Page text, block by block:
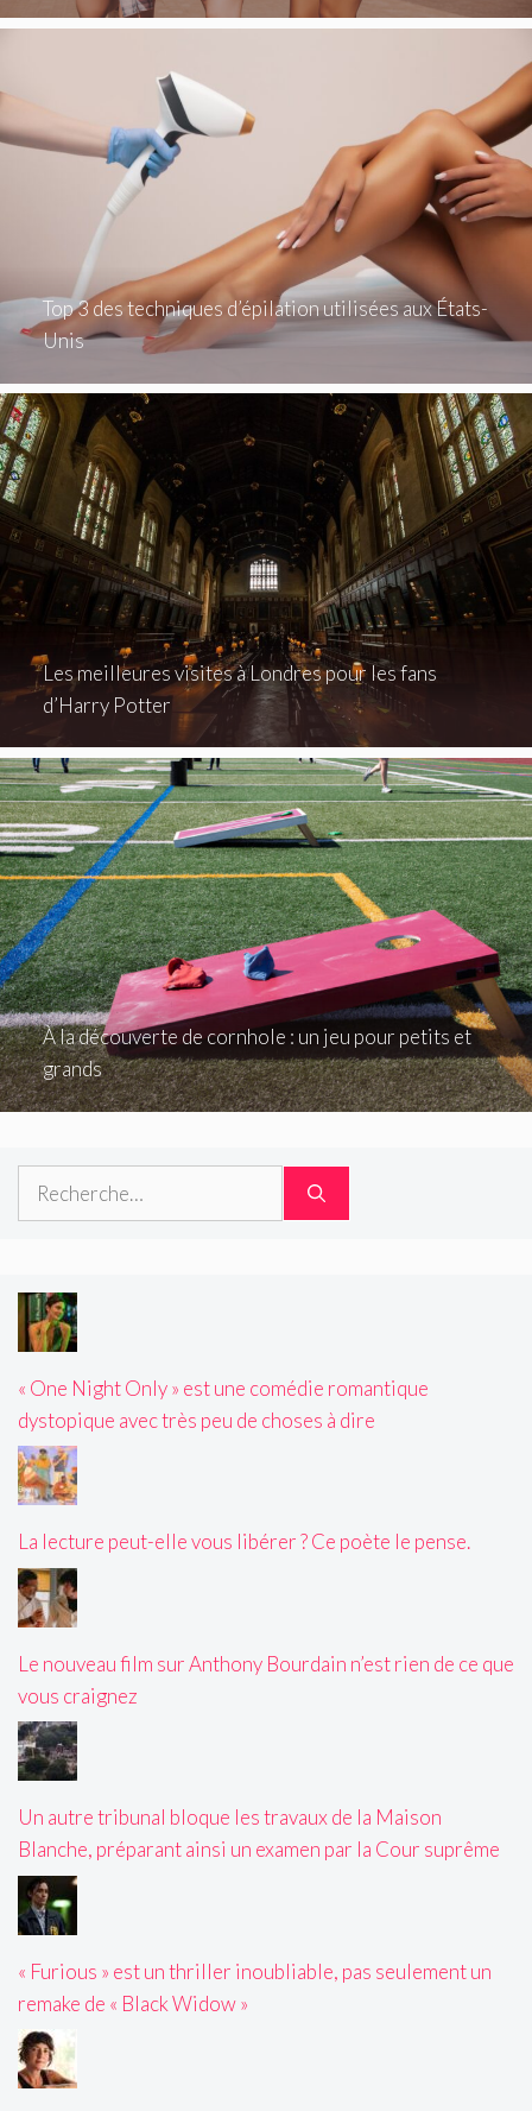
Top 3 des techniques d’épilation utilisées aux États-
Unis
Les meilleures visites à Londres pour les fans
d’Harry Potter
À la découverte de cornhole : un jeu pour petits et
grands
Rechercher :
« One Night Only » est une comédie romantique
dystopique avec très peu de choses à dire
La lecture peut-elle vous libérer ? Ce poète le pense.
Le nouveau film sur Anthony Bourdain n’est rien de ce que
vous craignez
Un autre tribunal bloque les travaux de la Maison
Blanche, préparant ainsi un examen par la Cour suprême
« Furious » est un thriller inoubliable, pas seulement un
remake de « Black Widow »